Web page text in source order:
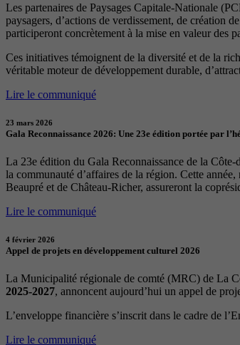
Les partenaires de Paysages Capitale-Nationale
paysagers, d’actions de verdissement, de création
participeront concrètement à la mise en valeur des
Ces initiatives témoignent de la diversité et de la
véritable moteur de développement durable,
Lire le communiqué
23 mars 2026
Gala Reconnaissance 2026: Une 23e édition portée par
La 23e édition du Gala Reconnaissance de la Côte-
la communauté d’affaires de la région. Cette
Beaupré et de Château-Richer, assureront la
Lire le communiqué
4 février 2026
Appel de projets en développement culturel 2026
La Municipalité régionale de comté (MRC) de La
2025-2027, annoncent aujourd’hui un appel de
L’enveloppe financière s’inscrit dans le cadre de
Lire le communiqué